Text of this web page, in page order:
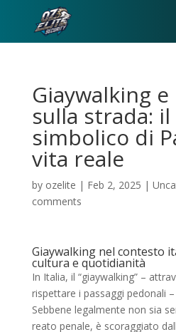
Giaywalking
sulla strada:
simbolico di
vita reale
by ozelite | Feb 2, 2025 |
comments
Giaywalking nel contesto
cultura e quotidianità
In Italia, il “giaywalking” –
rispettare i passaggi pedonali
Sebbene legalmente non sia
reato penale, è scoraggiato